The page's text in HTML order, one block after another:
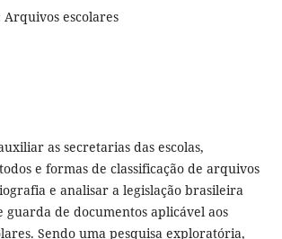
Arquivos escolares
as secretarias das escolas,
e formas de classificação de arquivos
e analisar a legislação brasileira
guarda de documentos aplicável aos
Sendo uma pesquisa exploratória,